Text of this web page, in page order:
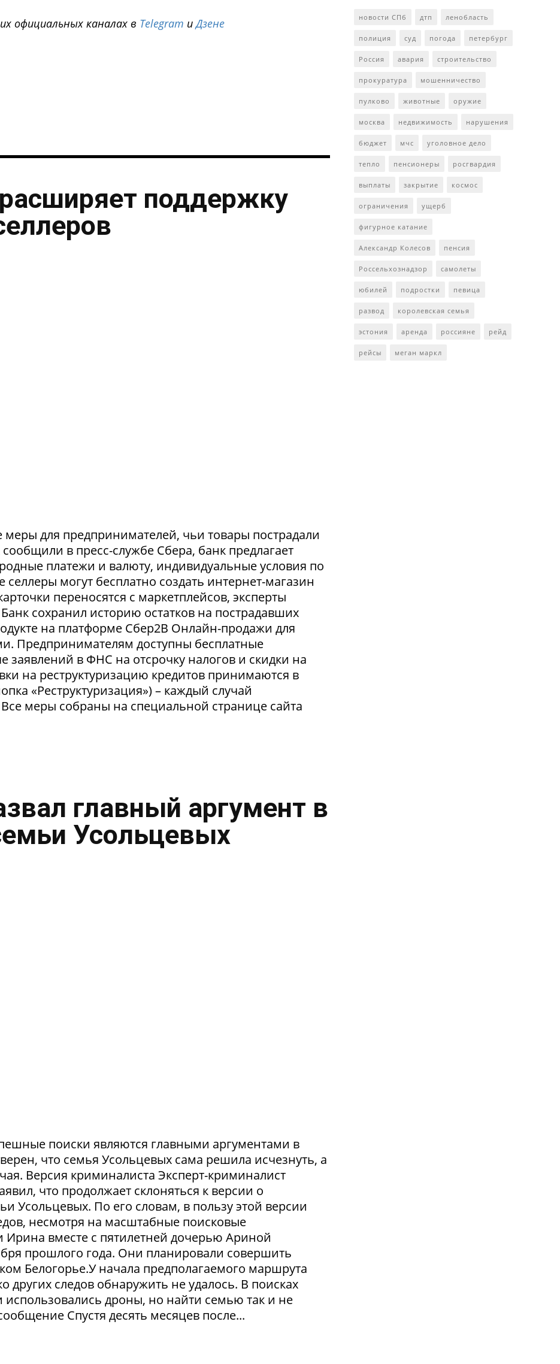
официальных каналах в Telegram иДзене
поддержку
для предпринимателей, чьи товары пострадали
в пресс-службе Сбера, банк предлагает
платежи и валюту, индивидуальные условия по
селлеры могут бесплатно создать интернет-магазин
переносятся с маркетплейсов, эксперты
сохранил историю остатков на пострадавших
на платформе Сбер2В Онлайн-продажи для
Предпринимателям доступны бесплатные
в ФНС на отсрочку налогов и скидки на
на реструктуризацию кредитов принимаются в
«Реструктуризация») – каждый случай
меры собраны на специальной странице сайта
главный аргумент в
Усольцевых
поиски являются главными аргументами в
что семья Усольцевых сама решила исчезнуть, а
Версия криминалиста Эксперт-криминалист
что продолжает склоняться к версии о
Усольцевых. По его словам, в пользу этой версии
несмотря на масштабные поисковые
вместе с пятилетней дочерью Ариной
прошлого года. Они планировали совершить
Белогорье.У начала предполагаемого маршрута
следов обнаружить не удалось. В поисках
использовались дроны, но найти семью так и не
Спустя десять месяцев после...
новости СПб дтп ленобласть
полиция суд погода петербург
Россия авария строительство
прокуратура мошенничество
пулково животные оружие
москва недвижимость нарушения
бюджет мчс уголовное дело
тепло пенсионеры росгвардия
выплаты закрытие космос
ограничения ущерб
фигурное катание
Александр Колесов пенсия
Россельхознадзор самолеты
юбилей подростки певица
развод королевская семья
эстония аренда россияне рейд
рейсы меган маркл